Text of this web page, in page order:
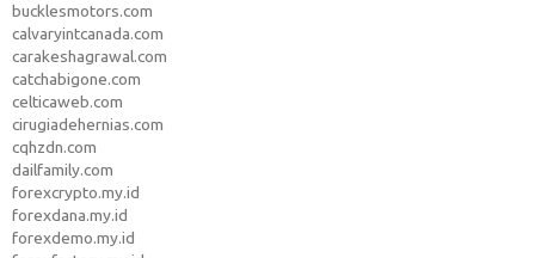
bucklesmotors.com
calvaryintcanada.com
carakeshagrawal.com
catchabigone.com
celticaweb.com
cirugiadehernias.com
cqhzdn.com
dailfamily.com
forexcrypto.my.id
forexdana.my.id
forexdemo.my.id